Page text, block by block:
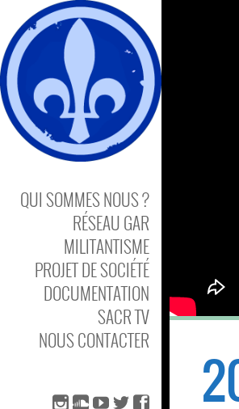
QUI SOMMES NOUS ?
RÉSEAU GAR
MILITANTISME
PROJET DE SOCIÉTÉ
DOCUMENTATION
SACR TV
NOUS CONTACTER